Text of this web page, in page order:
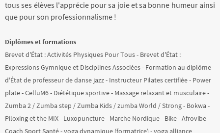
tous ses élèves l'apprécie pour sa joie et sa bonne humeur ainsi
que pour son professionnalisme !
Diplômes et formations
Brevet d'État : Activités Physiques Pour Tous - Brevet d'État :
Expressions Gymnique et Disciplines Associées - Formation au diplôme
d'État de professeur de danse jazz - Instructeur Pilates certifiée - Power
plate - CelluM6 - Diététique sportive - Massage relaxant et musculaire -
Zumba 2 / Zumba step / Zumba Kids / zumba World / Strong - Bokwa -
Piloxing et the MIX - Luxopuncture - Marche Nordique - Bike - Afrovibe -
Coach Sport Santé - yoga dynamique (formatrice) - yoga alliance